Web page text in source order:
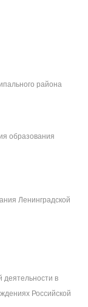
района
образования
Ленинградской
деятельности в
Российской